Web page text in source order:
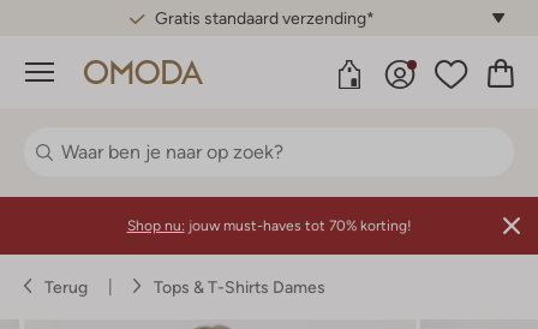
Gratis standaard verzending*
Menu
Shop nu: jouw must-haves tot 70% korting!
Terug Tops & T-Shirts Dames